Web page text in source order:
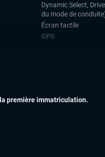
Dynamic Select,
du mode de
Écran tactile
GPS
première immatriculation.